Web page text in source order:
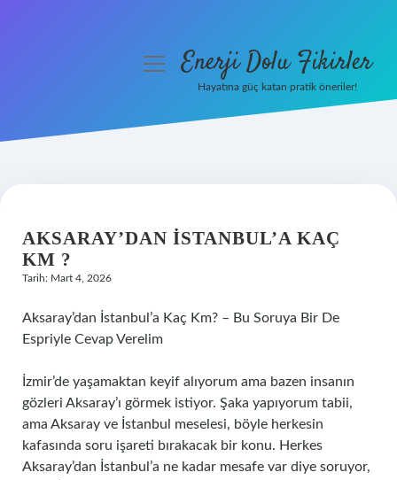
Hakkımızda
menüyüEnerji Dolu Fikirler
Hayatına güç katan pratik öneriler!
AKSARAY’DAN İSTANBUL’A KAÇ
KM ?
Tarih: Mart 4, 2026
Aksaray’dan İstanbul’a Kaç Km? – Bu Soruya Bir De
Espriyle Cevap Verelim
İzmir’de yaşamaktan keyif alıyorum ama bazen insanın
gözleri Aksaray’ı görmek istiyor. Şaka yapıyorum tabii,
ama Aksaray ve İstanbul meselesi, böyle herkesin
kafasında soru işareti bırakacak bir konu. Herkes
Aksaray’dan İstanbul’a ne kadar mesafe var diye soruyor,